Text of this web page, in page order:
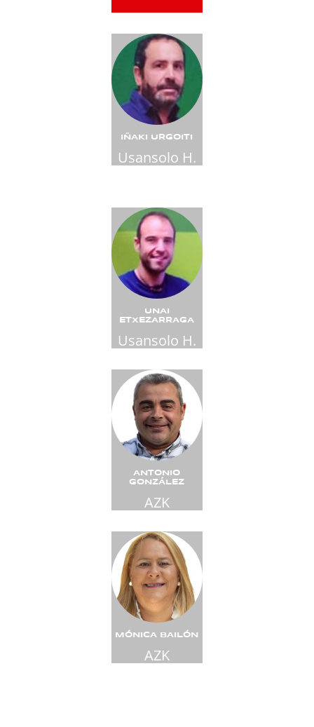
IÑAKI URGOITI
Usansolo H.
UNAI
ETXEZARRAGA
Usansolo H.
ANTONIO
GONZÁLEZ
AZK
MÓNICA BAILÓN
AZK